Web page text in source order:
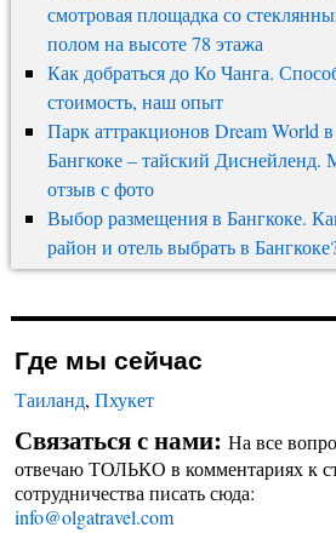
смотровая площадка со
полом на высоте 78 этажа
Как добраться до Ко Чанга.
стоимость, наш опыт
Парк аттракционов Dream World в
Бангкоке – тайский Диснейленд.
отзыв с фото
Выбор размещения в Бангкоке.
район и отель выбрать в
Где мы сейчас
Таиланд, Пхукет
Связаться с нами: На все
отвечаю ТОЛЬКО в комментариях к
сотрудничества писать сюда:
info@olgatravel.com